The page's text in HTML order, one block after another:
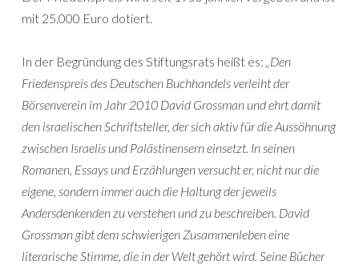
mit 25.000 Euro dotiert.
In der Begründung des Stiftungsrats heißt es: „Den
Friedenspreis des Deutschen Buchhandels verleiht der
Börsenverein im Jahr 2010 David Grossman und ehrt damit
den israelischen Schriftsteller, der sich aktiv für die Aussöhnung
zwischen Israelis und Palästinensern einsetzt. In seinen
Romanen, Essays und Erzählungen versucht er, nicht nur die
eigene, sondern immer auch die Haltung der jeweils
Andersdenkenden zu verstehen und zu beschreiben. David
Grossman gibt dem schwierigen Zusammenleben eine
literarische Stimme, die in der Welt gehört wird. Seine Bücher